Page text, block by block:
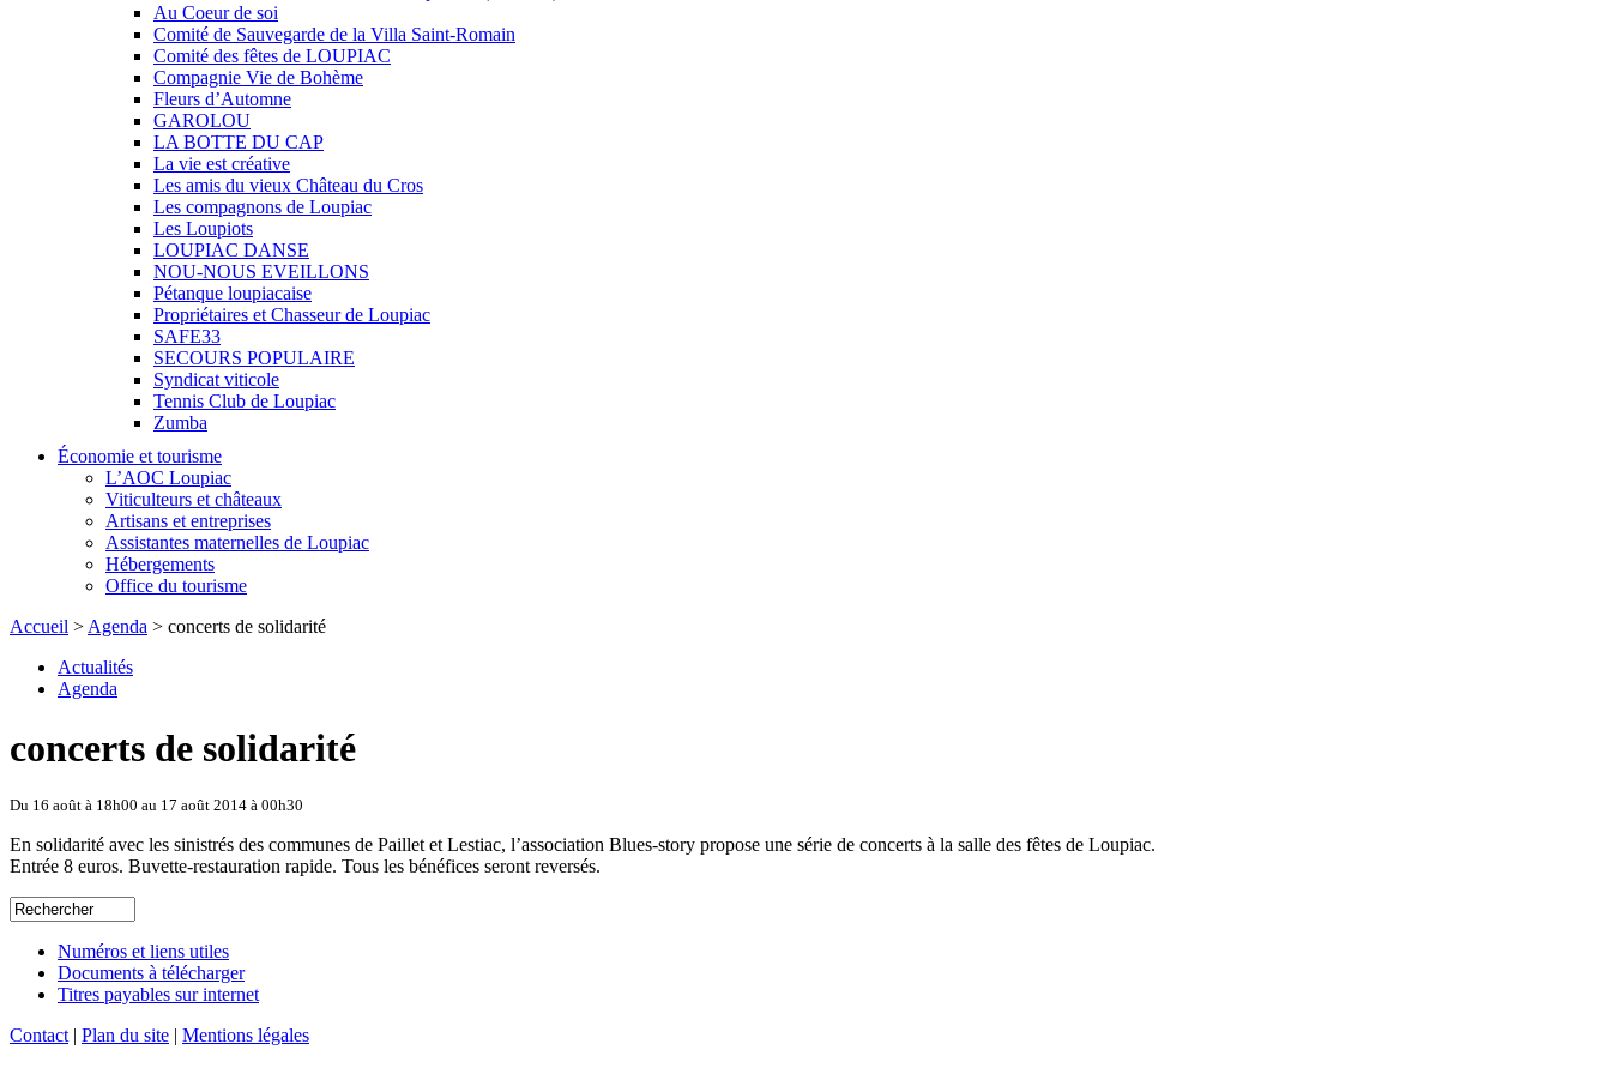
Au Coeur de soi
Comité de Sauvegarde de la Villa Saint-Romain
Comité des fêtes de LOUPIAC
Compagnie Vie de Bohème
Fleurs d’Automne
GAROLOU
LA BOTTE DU CAP
La vie est créative
Les amis du vieux Château du Cros
Les compagnons de Loupiac
Les Loupiots
LOUPIAC DANSE
NOU-NOUS EVEILLONS
Pétanque loupiacaise
Propriétaires et Chasseur de Loupiac
SAFE33
SECOURS POPULAIRE
Syndicat viticole
Tennis Club de Loupiac
Zumba
Économie et tourisme
L’AOC Loupiac
Viticulteurs et châteaux
Artisans et entreprises
Assistantes maternelles de Loupiac
Hébergements
Office du tourisme
Accueil > Agenda > concerts de solidarité
Actualités
Agenda
concerts de solidarité
Du 16 août à 18h00 au 17 août 2014 à 00h30
En solidarité avec les sinistrés des communes de Paillet et Lestiac, l’association Blues-story propose une série de concerts à la salle des fêtes de Loupiac.
Entrée 8 euros. Buvette-restauration rapide. Tous les bénéfices seront reversés.
Numéros et liens utiles
Documents à télécharger
Titres payables sur internet
Contact | Plan du site | Mentions légales